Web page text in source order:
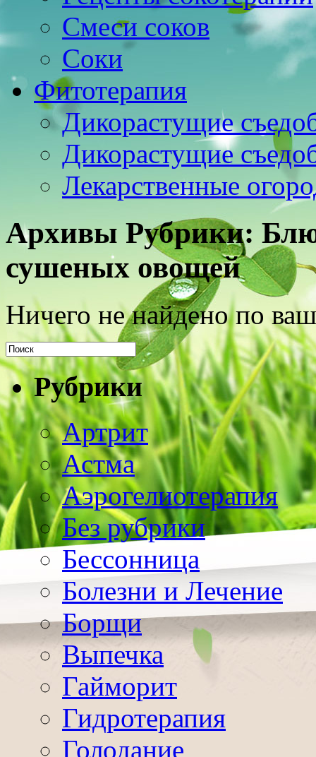
Смеси соков
Соки
Фитотерапия
Дикорастущие
Дикорастущие
Лекарственные
Архивы Рубрики:
сушеных овощей
Ничего не найдено по
Рубрики
Артрит
Астма
Аэрогелиотерапия
Без рубрики
Бессонница
Болезни и Лечение
Борщи
Выпечка
Гайморит
Гидротерапия
Голодание